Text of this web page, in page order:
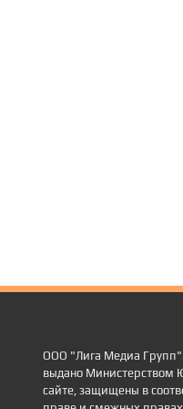
ООО "Лига Медиа
выдано Министерством
сайте, защищены в